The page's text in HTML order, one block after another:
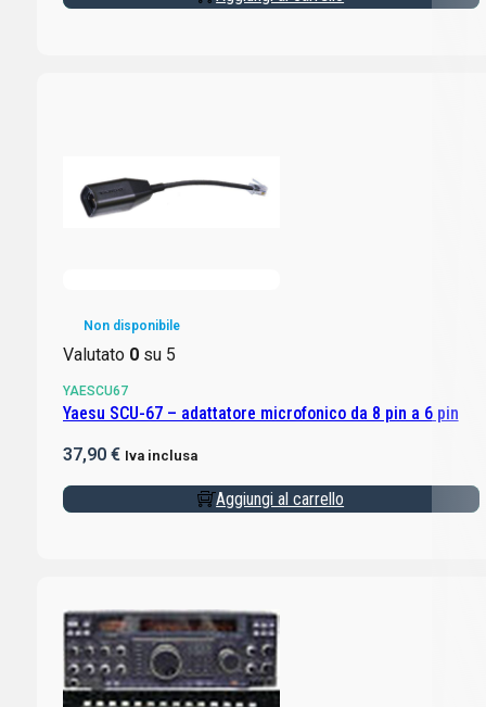
Non disponibile
Valutato 0su 5
YAESCU67
Yaesu SCU-67 – adattatore microfonico da 8 pin a 6 pin
37,90 € Iva inclusa
Aggiungi al carrello